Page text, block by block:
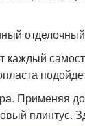
Применяя
плинтус.